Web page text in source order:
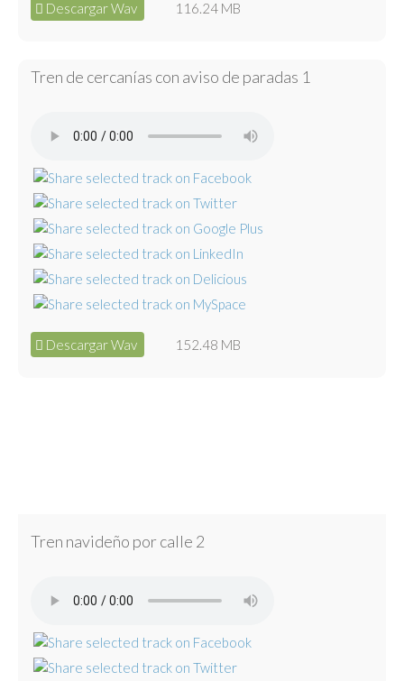
Descargar Wav 116.24 MB
Tren de cercanías con aviso de paradas 1
Descargar Wav 152.48 MB
Tren navideño por calle 2